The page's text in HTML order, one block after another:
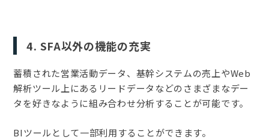
4. SFA以外の機能の充実
蓄積された営業活動データ、基幹システムの売上やWeb
解析ツール上にあるリードデータなどのさまざまなデー
タを好きなように組み合わせ分析することが可能です。
BIツールとして一部利用することができます。